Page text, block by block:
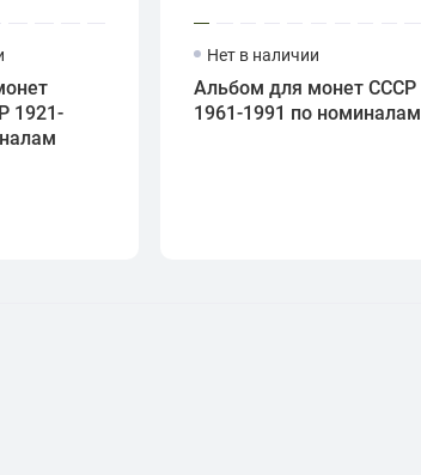
1921-
Нет в наличии
Альбом для монет СССР
1961-1991 по номиналам